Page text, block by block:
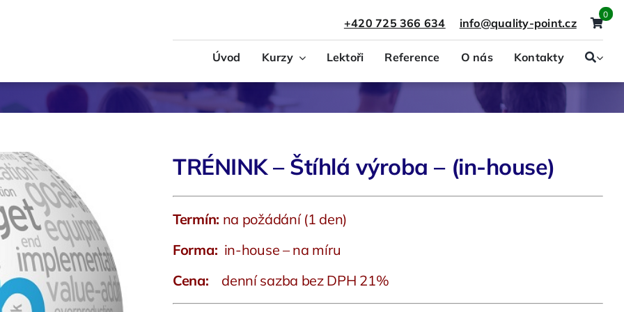
+420 725 366 634 info@quality-point.cz
0
Úvod Kurzy
Logistika MS Office Právo a presonalistika
Lektoři Reference O nás Kontakty
TRÉNINK – Štíhlá výroba – (in-house)
Termín: na požádání (1 den)
Forma: in-house – na míru
Cena: denní sazba bez DPH 21%